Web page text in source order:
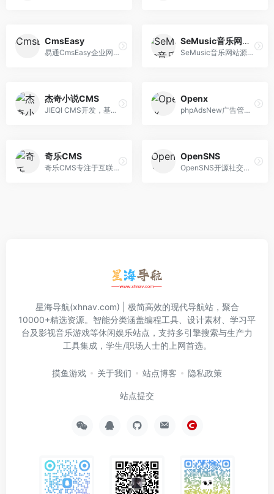
CmsEasy
易通CmsEasy企业网站管理系统，建站系统cms网站模板下载，公司网站、企业网站模板、网站后台系统模板、免费网站模板、付费服务模板等，前台生成html符合cmsSEO优 化。11年建站公司老品牌值得信赖的cms！
SeMusic音乐网站源码
SeMusic音乐网站源码|一号DJ开源PHP音乐CMS网站管理系统
杰奇小说CMS
JIEQI CMS开发，基于PHP程序开发，含杰奇小说连载系统、杰奇漫画系统、杰奇vip电子书系统、杰奇论坛系统等，是原创文学、书库和小说网站的建站首选。
Openx
phpAdsNew广告管理跟踪系统
奇乐CMS
奇乐CMS专注于互联网软件开发，是一家专业的软件开发商
OpenSNS
OpenSNS开源社交建站系统，包含微博、资讯、论坛、群组、问答、微店等模块，可适应行业多元化，领先级SNS社交app软件开发公司。OpenSNS提供网站建设，APP定制开发，微博开发，微信定制开发，社群系统搭建，微社区搭建，软件源代码下载，sns系统，bbs开发，是搭建社交网站，企业社区论坛，微博平台，APP软件及系统集成等 行业的品质之选，专业为用户提供轻量级的社交方案
星海导航(xhnav.com) | 极简高效的现代导航站，聚合
10000+精选资源。智能分类涵盖编程工具、设计素材、学习平
台及影视音乐游戏等休闲娱乐站点，支持多引擎搜索与生产力
工具集成，学生/职场人士的上网首选。
摸鱼游戏 关于我们 站点博客 隐私政策
站点提交